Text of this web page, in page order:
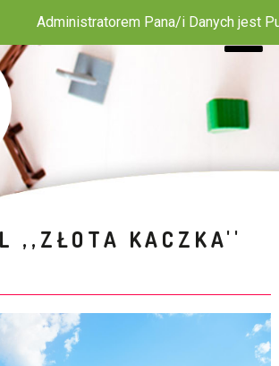
Administratorem Pana/i Danych jest
,,ZŁOTA KACZKA''